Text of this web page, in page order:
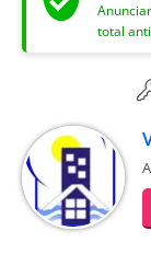
total